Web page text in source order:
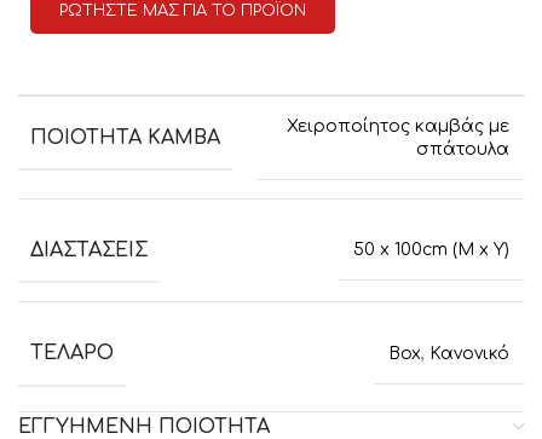
ΡΩΤΗΣΤΕ ΜΑΣ ΓΙΑ ΤΟ ΠΡΟΪΟΝ
ΠΟΙΟΤΗΤΑ ΚΑΜΒΑ
Χειροποίητος καμβάς με
σπάτουλα
ΔΙΑΣΤΑΣΕΙΣ 50 x 100cm (M x Y)
ΤΕΛΑΡΟ Box, Κανονικό
ΕΓΓΥΗΜΕΝΗ ΠΟΙΟΤΗΤΑ